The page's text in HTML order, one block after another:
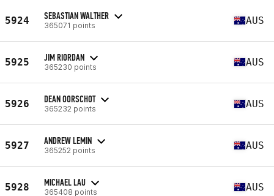
5924 SEBASTIAN WALTHER
365071 points AUS
5925 JIM RIORDAN
365230 points AUS
5926 DEAN OORSCHOT
365232 points AUS
5927 ANDREW LEMIN
365252 points AUS
5928 MICHAEL LAU
365408 points AUS